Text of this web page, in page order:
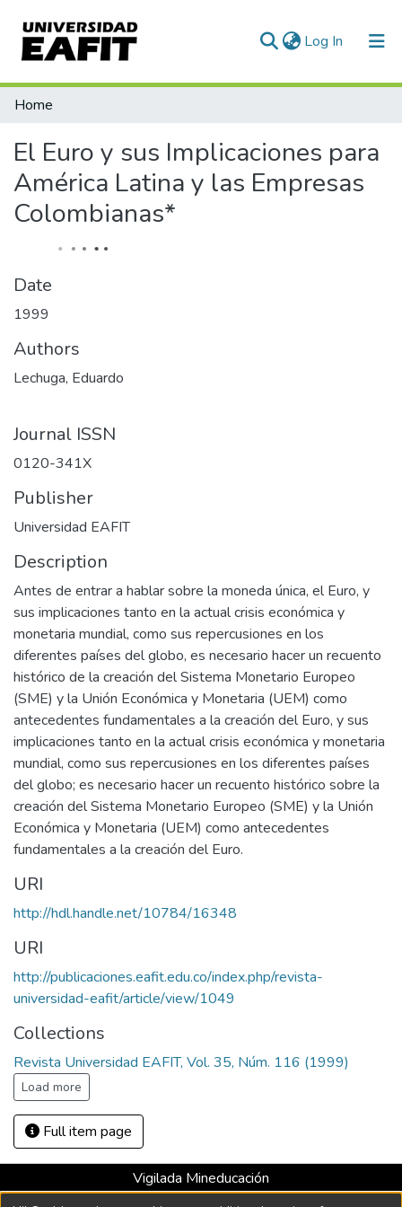
Log In (current)
Statistics
Home
El Euro y sus Implicaciones para
América Latina y las Empresas
Colombianas*
Date
1999
Authors
Lechuga, Eduardo
Journal ISSN
0120-341X
Publisher
Universidad EAFIT
Description
Antes de entrar a hablar sobre la moneda única, el Euro, y
sus implicaciones tanto en la actual crisis económica y
monetaria mundial, como sus repercusiones en los
diferentes países del globo, es necesario hacer un recuento
histórico de la creación del Sistema Monetario Europeo
(SME) y la Unión Económica y Monetaria (UEM) como
antecedentes fundamentales a la creación del Euro, y sus
implicaciones tanto en la actual crisis económica y monetaria
mundial, como sus repercusiones en los diferentes países
del globo; es necesario hacer un recuento histórico sobre la
creación del Sistema Monetario Europeo (SME) y la Unión
Económica y Monetaria (UEM) como antecedentes
fundamentales a la creación del Euro.
URI
http://hdl.handle.net/10784/16348
URI
http://publicaciones.eafit.edu.co/index.php/revista-
universidad-eafit/article/view/1049
Collections
Revista Universidad EAFIT, Vol. 35, Núm. 116 (1999)
Load more
Full item page
Vigilada Mineducación
Universidad con Acreditación Institucional hasta 2026 -